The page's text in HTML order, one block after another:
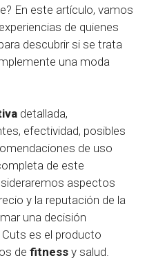
En este artículo, vamos
de quienes
descubrir si se trata
una moda
detallada,
efectividad, posibles
de uso
de este
aspectos
y la reputación de la
una decisión
es el producto
de fitness y salud.